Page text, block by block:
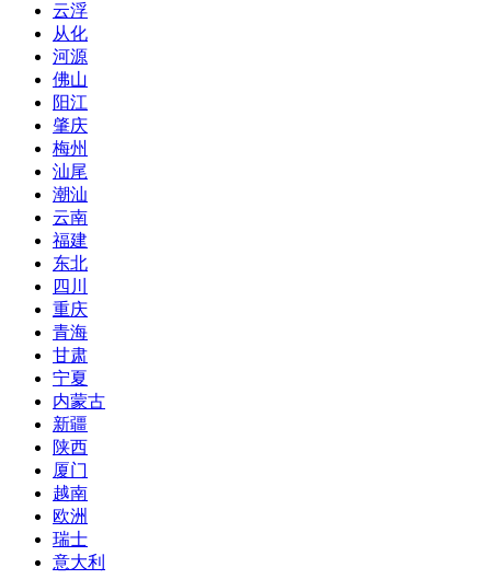
云浮
从化
河源
佛山
阳江
肇庆
梅州
汕尾
潮汕
云南
福建
东北
四川
重庆
青海
甘肃
宁夏
内蒙古
新疆
陕西
厦门
越南
欧洲
瑞士
意大利